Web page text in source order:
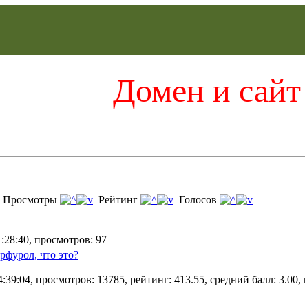
Домен и сайт
Просмотры Рейтинг
Голосов
просмотров: 97
что это?
просмотров: 13785, рейтинг: 413.55, средний балл: 3.00,